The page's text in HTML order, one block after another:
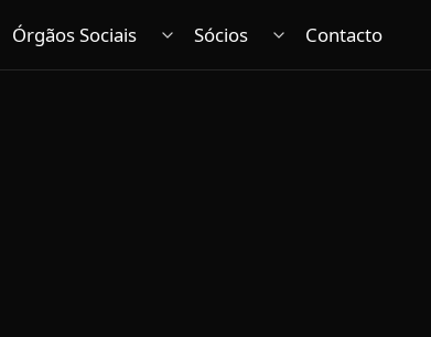
Órgãos Sociais Sócios Contacto